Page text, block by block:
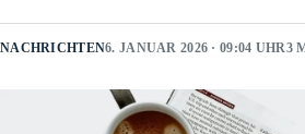
NACHRICHTEN6. JANUAR 2026 · 09:04 UHR3